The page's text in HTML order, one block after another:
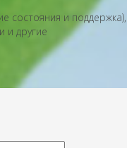
состояния и поддержка),
и другие